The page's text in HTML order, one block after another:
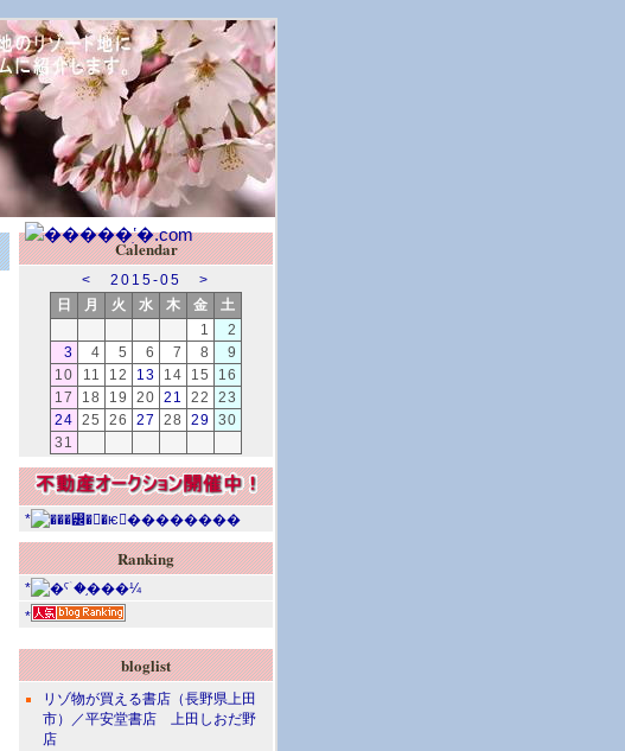
Calendar
< 2015-05
>
日
月 火 水 木 金
土
1
2
3
4 5 6 7 8
9
10
11 12 13 14 15
16
17
18 19 20 21 22
23
24 25 26 27 28 29 30
31
*
Ranking
*
*
bloglist
リゾ物が買える書店（長野県上田
市）／平安堂書店 上田しおだ野
店